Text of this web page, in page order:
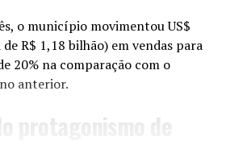
Meio Ambiente de Mato Grosso
onde recebeu os primeiros
exames. Depois, foi levado ao
de Animais Silvestres (CRAS), em
o município movimentou US$
R$ 1,18 bilhão) em vendas para
20% na comparação com o
anterior.
protagonismo de